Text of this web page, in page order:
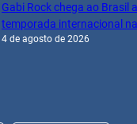
Gabi Rock chega ao Brasil
temporada internacional
4 de agosto de 2026